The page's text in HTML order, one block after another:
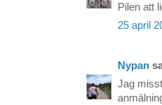
Pilen att
25 april
Nypan
Jag